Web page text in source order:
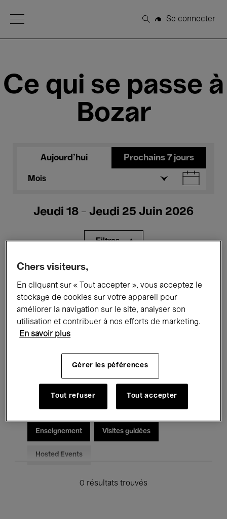
Open Menu
Rechercher
Se connecter
Ce qui se passe à
Bozar
Aujourd'hui Prochains 7 jours
Mois
Jeudi 18 - Jeudi 25 Juin 2026
Filtres
Expositions Films Performances
Rencontres & Débats Jazz
Musique électronique
Pour tous Kids’ Palace
Enseignement Visites guidées
Hosted Events
0 résultats trouvés
Chers visiteurs,
En cliquant sur « Tout accepter », vous acceptez le
stockage de cookies sur votre appareil pour
améliorer la navigation sur le site, analyser son
utilisation et contribuer à nos efforts de marketing.
En savoir plus
Gérer les péférences
Tout refuser Tout accepter